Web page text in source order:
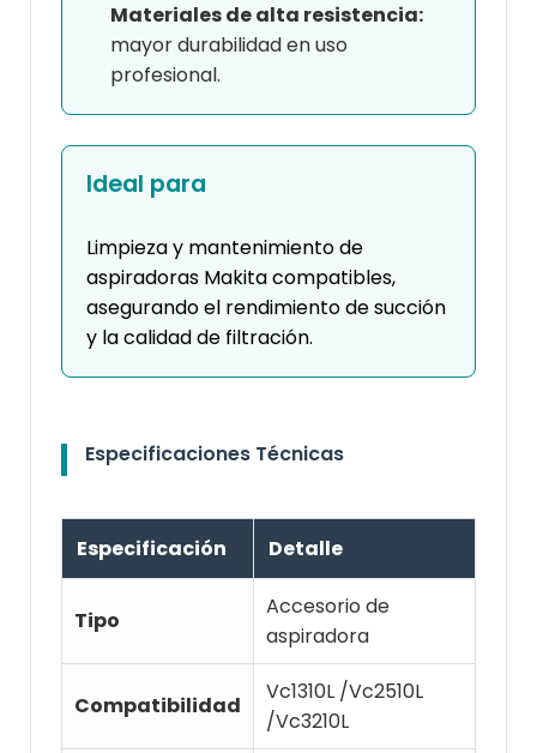
Materiales de alta resistencia:
mayor durabilidad en uso
profesional.
Ideal para
Limpieza y mantenimiento de
aspiradoras Makita compatibles,
asegurando el rendimiento de succión
y la calidad de filtración.
Especificaciones Técnicas
Especificación Detalle
Tipo
Accesorio de
aspiradora
Compatibilidad
Vc1310L /Vc2510L
/Vc3210L